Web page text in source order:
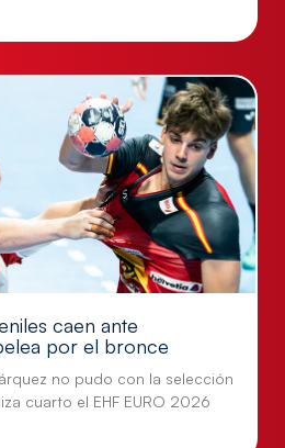
caen ante
por el bronce
no pudo con la selección
cuarto el EHF EURO 2026